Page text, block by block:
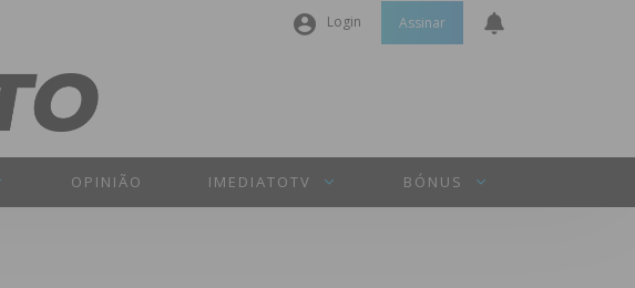
Login
Senha
Assinar
OPINIÃO IMEDIATOTV BÓNUS